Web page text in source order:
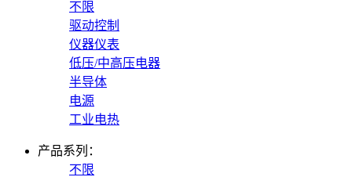
不限
驱动控制
仪器仪表
低压/中高压电器
半导体
电源
工业电热
产品系列：
不限